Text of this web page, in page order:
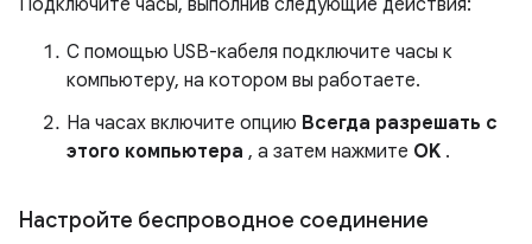
Подключите часы, выполнив следующие действия:
С помощью USB-кабеля подключите часы к
компьютеру, на котором вы работаете.
На часах включите опцию Всегда разрешать с
этого компьютера , а затем нажмите OK .
Настройте беспроводное соединение